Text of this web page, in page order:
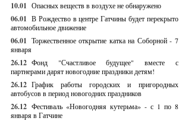
10.01 Опасных веществ в воздухе не обнаружено
06.01 В Рождество в центре Гатчины будет перекрыто
автомобильное движение
06.01 Торжественное открытие катка на Соборной - 7
января
26.12 Фонд "Счастливое будущее" вместе с
партнерами дарят новогодние праздники детям!
26.12 График работы городских и пригородных
автобусов в период новогодних праздников
26.12 Фестиваль «Новогодняя кутерьма» - с 1 по 8
января в Гатчине